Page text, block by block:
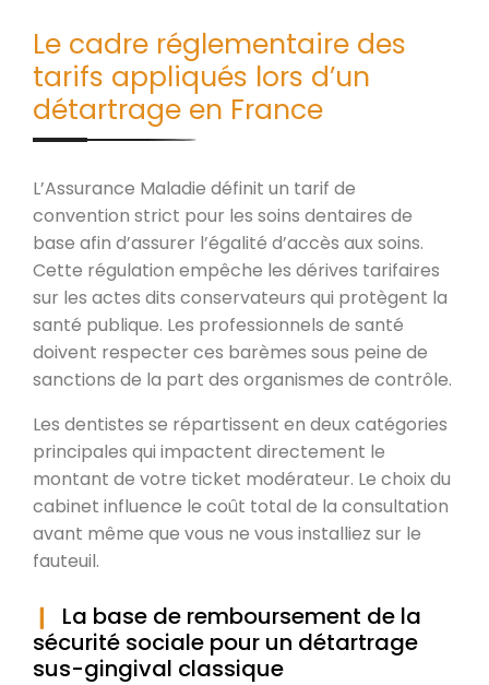
Le cadre réglementaire des
tarifs appliqués lors d’un
détartrage en France
L’Assurance Maladie définit un tarif de
convention strict pour les soins dentaires de
base afin d’assurer l’égalité d’accès aux soins.
Cette régulation empêche les dérives tarifaires
sur les actes dits conservateurs qui protègent la
santé publique. Les professionnels de santé
doivent respecter ces barèmes sous peine de
sanctions de la part des organismes de contrôle.
Les dentistes se répartissent en deux catégories
principales qui impactent directement le
montant de votre ticket modérateur. Le choix du
cabinet influence le coût total de la consultation
avant même que vous ne vous installiez sur le
fauteuil.
La base de remboursement de la
sécurité sociale pour un détartrage
sus-gingival classique